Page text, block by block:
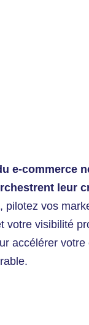
e-commerce
leur
pilotez vos
votre visibilité
accélérer